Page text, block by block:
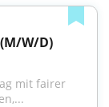
(M/W/D)
mit fairer